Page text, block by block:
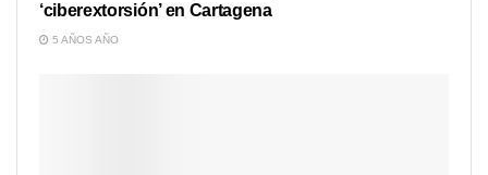
‘ciberextorsión’ en Cartagena
5 AÑOS AÑO